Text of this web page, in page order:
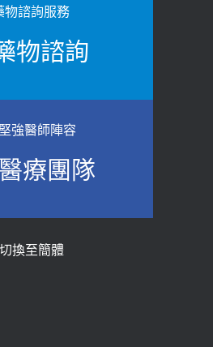
物諮詢服務
物諮詢
堅強醫師陣容
醫療團隊
切換至簡體